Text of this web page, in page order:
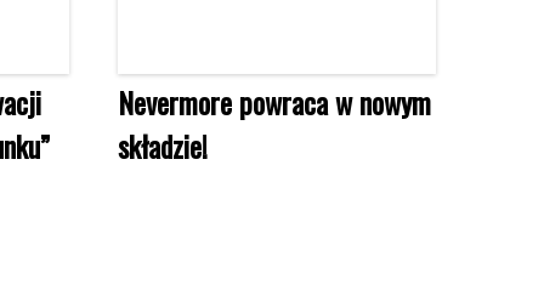
Nevermore powraca w nowym
składzie!